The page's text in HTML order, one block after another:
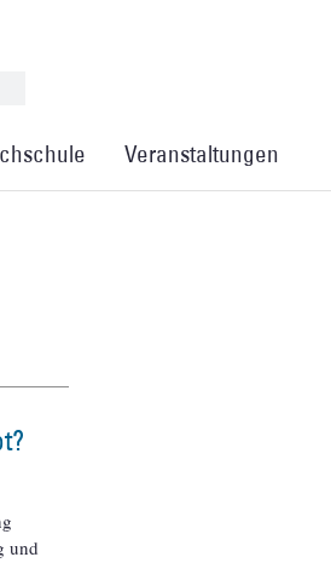
Veranstaltungen
und